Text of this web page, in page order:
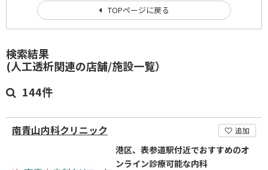
検索結果
(人工透析関連の店舗/施設一覧）
144件
南青山内科クリニック 追加
港区、表参道駅付近でおすすめのオ
ンライン診療可能な内科
TOPページに戻る